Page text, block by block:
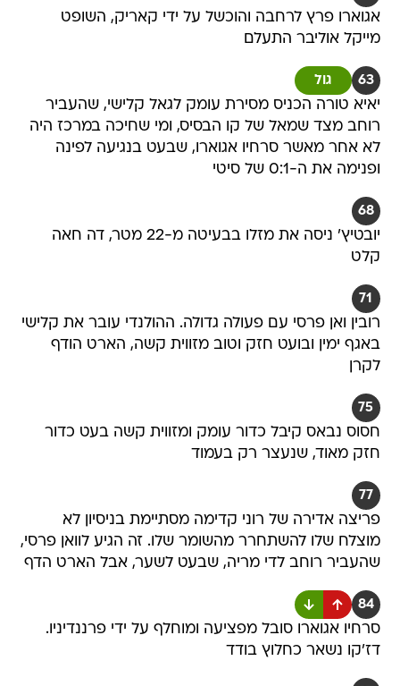
אגוארו פרץ לרחבה והוכשל על ידי קאריק, השופט
מייקל אוליבר התעלם
63 גול
יאיא טורה הכניס מסירת עומק לגאל קלישי, שהעביר
רוחב מצד שמאל של קו הבסיס, ומי שחיכה במרכז היה
לא אחר מאשר סרחיו אגוארו, שבעט בנגיעה לפינה
ופנימה את ה-0:1 של סיטי
68
יובטיץ' ניסה את מזלו בבעיטה מ-22 מטר, דה חאה
קלט
71
רובין ואן פרסי עם פעולה גדולה. ההולנדי עובר את קלישי
באגף ימין ובועט חזק וטוב מזווית קשה, הארט הודף
לקרן
75
חסוס נבאס קיבל כדור עומק ומזווית קשה בעט כדור
חזק מאוד, שנעצר רק בעמוד
77
פריצה אדירה של רוני קדימה מסתיימת בניסיון לא
מוצלח שלו להשתחרר מהשומר שלו. זה הגיע לוואן פרסי,
שהעביר רוחב לדי מריה, שבעט לשער, אבל הארט הדף
84
סרחיו אגוארו סובל מפציעה ומוחלף על ידי פרננדיניו.
דז'קו נשאר כחלוץ בודד